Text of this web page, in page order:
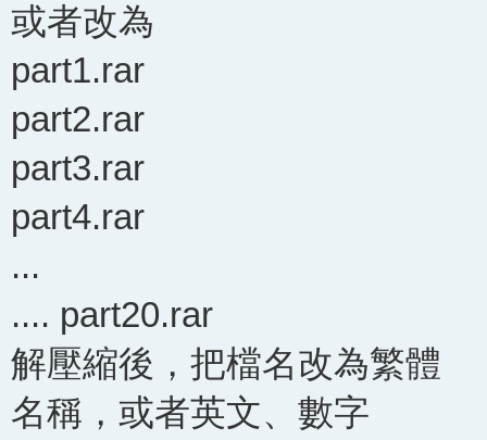
或者改為
part1.rar
part2.rar
part3.rar
part4.rar
...
.... part20.rar
解壓縮後，把檔名改為繁體
名稱，或者英文、數字